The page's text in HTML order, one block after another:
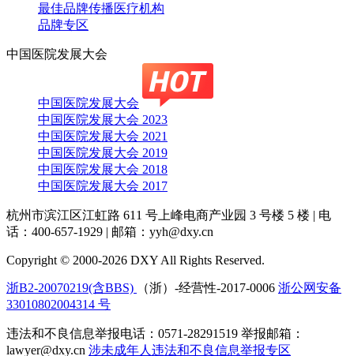
最佳品牌传播医疗机构
品牌专区
中国医院发展大会
中国医院发展大会
中国医院发展大会 2023
中国医院发展大会 2021
中国医院发展大会 2019
中国医院发展大会 2018
中国医院发展大会 2017
杭州市滨江区江虹路 611 号上峰电商产业园 3 号楼 5 楼 | 电
话：400-657-1929 | 邮箱：yyh@dxy.cn
Copyright © 2000-2026 DXY All Rights Reserved.
浙B2-20070219(含BBS) （浙）-经营性-2017-0006 浙公网安备
33010802004314 号
违法和不良信息举报电话：0571-28291519 举报邮箱：
lawyer@dxy.cn 涉未成年人违法和不良信息举报专区